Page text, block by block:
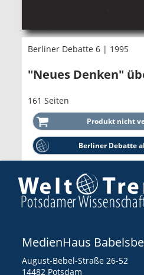
Berliner Debatte 6 | 1995
"Neues Denken"
161 Seiten
Berliner Debatte
MedienHaus
August-Bebel-Straße 26-52
14482 Potsdam